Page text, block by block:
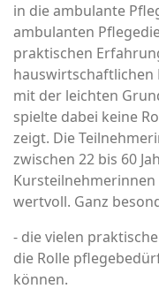
in die ambulante
ambulanten
praktischen
mit der leichten
spielte dabei keine
zeigt. Die
zwischen 22 bis 60
wertvoll. Ganz
- die vielen
die Rolle
können.